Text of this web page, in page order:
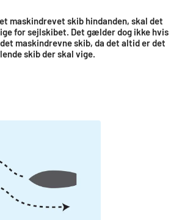
maskindrevet skib hindanden, skal det
for sejlskibet. Det gælder dog ikke hvis
maskindrevne skib, da det altid er det
skib der skal vige.